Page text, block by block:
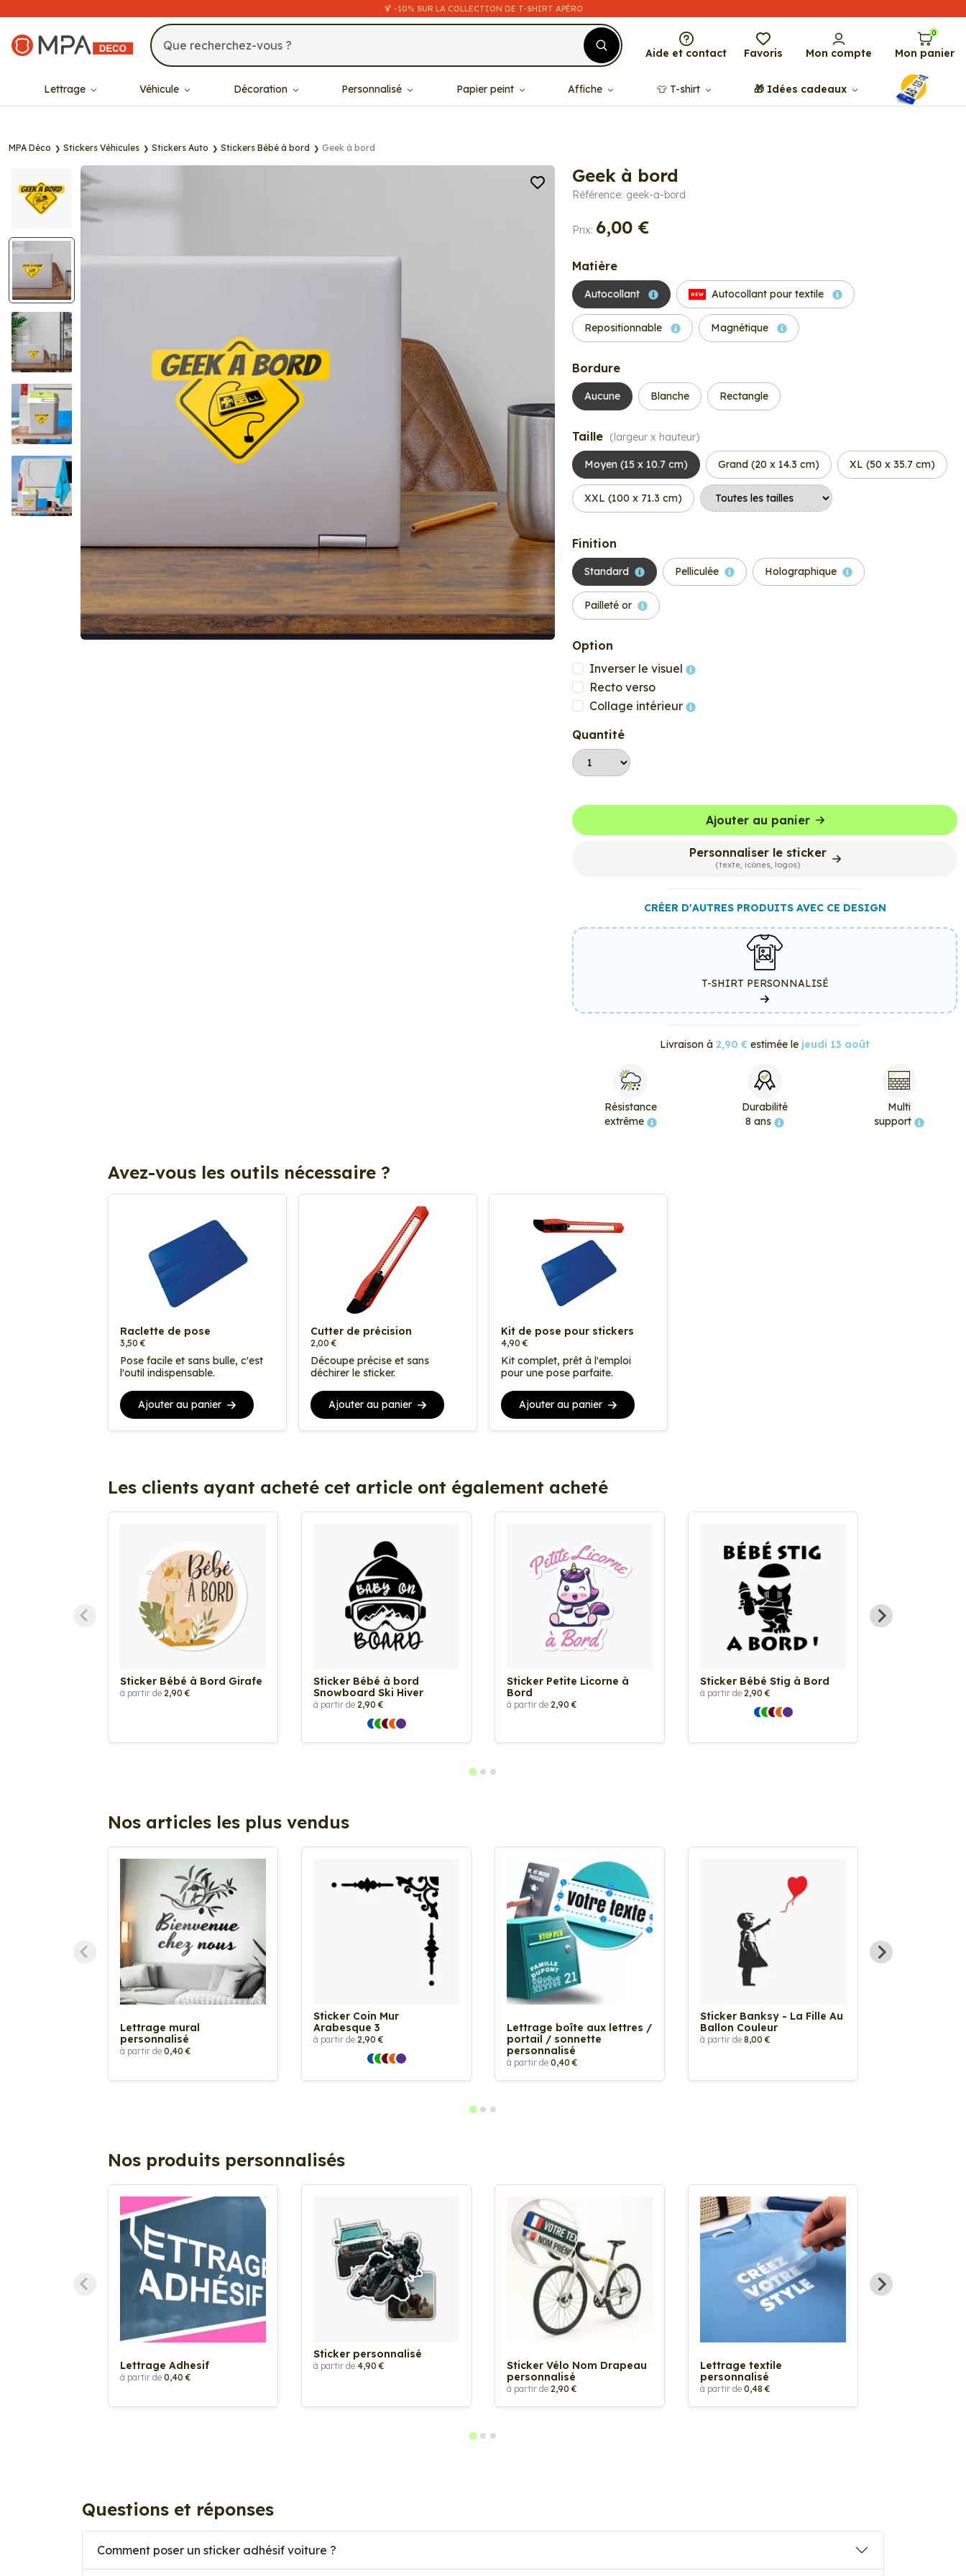
🍹 -10% SUR LA COLLECTION DE T-SHIRT APÉRO
MPA Déco
Aide et contact Favoris Mon compte
0
Mon panier
Lettrage Véhicule Décoration Personnalisé Papier peint Affiche 👕​​ T-shirt 🎁​ Idées cadeaux
MPA Déco Stickers Véhicules Stickers Auto Stickers Bébé à bord Geek à bord
Geek à bord
Référence: geek-a-bord
Prix: 6,00 €
Matière
Autocollant NEW Autocollant pour textile
Repositionnable Magnétique
Bordure
Aucune Blanche Rectangle
Taille (largeur x hauteur)
Moyen (15 x 10.7 cm) Grand (20 x 14.3 cm) XL (50 x 35.7 cm)
XXL (100 x 71.3 cm)
Finition
Standard Pelliculée Holographique
Pailleté or
Option
Inverser le visuel
Recto verso
Collage intérieur
Quantité
Ajouter au panier
Personnaliser le sticker
(texte, icônes, logos)
CRÉER D'AUTRES PRODUITS AVEC CE DESIGN
T-SHIRT PERSONNALISÉ
Livraison à 2,90 € estimée le jeudi 13 août
Résistance
extrême
Durabilité
8 ans
Multi
support
Avez-vous les outils nécessaire ?
Raclette de pose
3,50 €
Pose facile et sans bulle, c'est
l'outil indispensable.
Ajouter au panier
Cutter de précision
2,00 €
Découpe précise et sans
déchirer le sticker.
Ajouter au panier
Kit de pose pour stickers
4,90 €
Kit complet, prêt à l'emploi
pour une pose parfaite.
Ajouter au panier
Les clients ayant acheté cet article ont également acheté
Sticker Bébé à Bord Girafe
à partir de 2,90 €
Sticker Bébé à bord
Snowboard Ski Hiver
à partir de 2,90 €
Sticker Petite Licorne à
Bord
à partir de 2,90 €
Sticker Bébé Stig à Bord
à partir de 2,90 €
Nos articles les plus vendus
Lettrage mural
personnalisé
à partir de 0,40 €
Sticker Coin Mur
Arabesque 3
à partir de 2,90 €
Lettrage boîte aux lettres /
portail / sonnette
personnalisé
à partir de 0,40 €
Sticker Banksy - La Fille Au
Ballon Couleur
à partir de 8,00 €
Nos produits personnalisés
Lettrage Adhesif
à partir de 0,40 €
Sticker personnalisé
à partir de 4,90 €
Sticker Vélo Nom Drapeau
personnalisé
à partir de 2,90 €
Lettrage textile
personnalisé
à partir de 0,48 €
Questions et réponses
Comment poser un sticker adhésif voiture ?